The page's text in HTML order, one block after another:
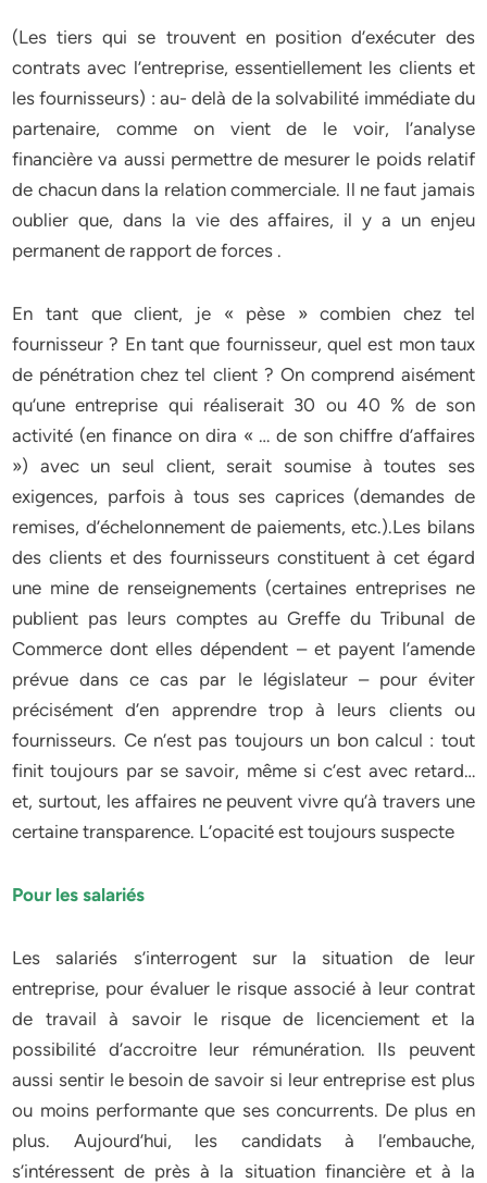
(Les tiers qui se trouvent en position d’exécuter des
contrats avec l’entreprise, essentiellement les clients et
les fournisseurs) : au- delà de la solvabilité immédiate du
partenaire, comme on vient de le voir, l’analyse
financière va aussi permettre de mesurer le poids relatif
de chacun dans la relation commerciale. Il ne faut jamais
oublier que, dans la vie des affaires, il y a un enjeu
permanent de rapport de forces .
En tant que client, je « pèse » combien chez tel
fournisseur ? En tant que fournisseur, quel est mon taux
de pénétration chez tel client ? On comprend aisément
qu’une entreprise qui réaliserait 30 ou 40 % de son
activité (en finance on dira « … de son chiffre d’affaires
») avec un seul client, serait soumise à toutes ses
exigences, parfois à tous ses caprices (demandes de
remises, d’échelonnement de paiements, etc.).Les bilans
des clients et des fournisseurs constituent à cet égard
une mine de renseignements (certaines entreprises ne
publient pas leurs comptes au Greffe du Tribunal de
Commerce dont elles dépendent – et payent l’amende
prévue dans ce cas par le législateur – pour éviter
précisément d’en apprendre trop à leurs clients ou
fournisseurs. Ce n’est pas toujours un bon calcul : tout
finit toujours par se savoir, même si c’est avec retard…
et, surtout, les affaires ne peuvent vivre qu’à travers une
certaine transparence. L’opacité est toujours suspecte
Pour les salariés
Les salariés s’interrogent sur la situation de leur
entreprise, pour évaluer le risque associé à leur contrat
de travail à savoir le risque de licenciement et la
possibilité d’accroitre leur rémunération. Ils peuvent
aussi sentir le besoin de savoir si leur entreprise est plus
ou moins performante que ses concurrents. De plus en
plus. Aujourd’hui, les candidats à l’embauche,
s’intéressent de près à la situation financière et à la